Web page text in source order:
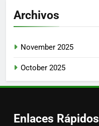
Archivos
November 2025
October 2025
Enlaces Rápidos